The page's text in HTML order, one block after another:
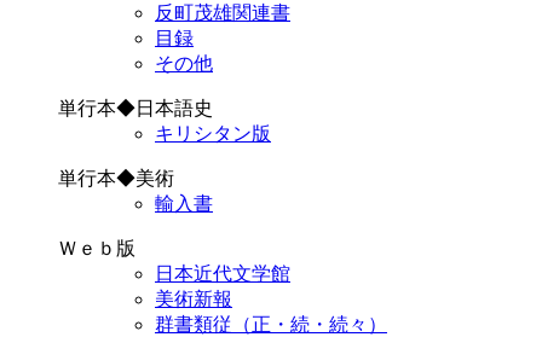
反町茂雄関連書
目録
その他
単行本◆日本語史
キリシタン版
単行本◆美術
輸入書
Ｗｅｂ版
日本近代文学館
美術新報
群書類従（正・続・続々）